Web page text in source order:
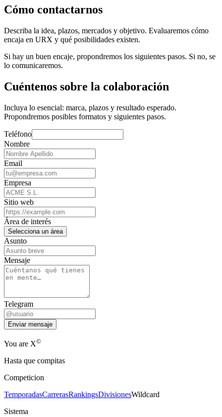
Cómo contactarnos
Describa la idea, plazos, mercados y objetivo. Evaluaremos cómo
encaja en URX y qué posibilidades existen.
Si hay un buen encaje, propondremos los siguientes pasos. Si no, se
lo comunicaremos.
Cuéntenos sobre la colaboración
Incluya lo esencial: marca, plazos y resultado esperado.
Propondremos posibles formatos y siguientes pasos.
Teléfono
Nombre
Email
Empresa
Sitio web
Área de interés
Selecciona un área
Asunto
Mensaje
Telegram
Enviar mensaje
You are X©
Hasta que compitas
Competicion
TemporadasCarrerasRankingsDivisionesWildcard
Sistema